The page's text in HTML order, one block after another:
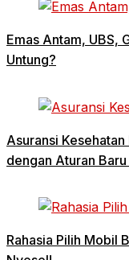
Emas Antam, UBS,
Untung?
Asuransi
dengan Aturan
Rahasia Pilih Mobil